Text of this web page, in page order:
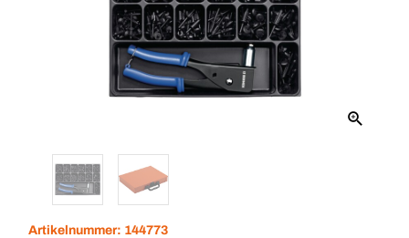
Artikelnummer: 144773